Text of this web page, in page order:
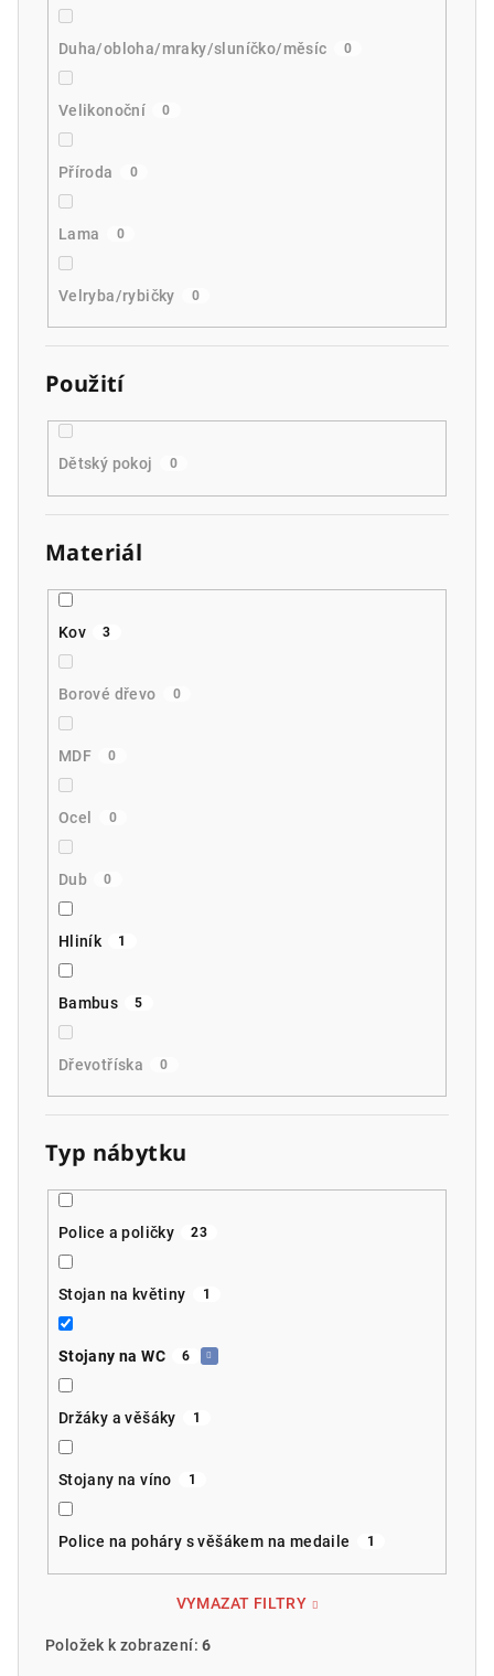
Duha/obloha/mraky/sluníčko/měsíc 0
Velikonoční 0
Příroda 0
Lama 0
Velryba/rybičky 0
Použití
Dětský pokoj 0
Materiál
Kov 3
Borové dřevo 0
MDF 0
Ocel 0
Dub 0
Hliník 1
Bambus 5
Dřevotříska 0
Typ nábytku
Police a poličky 23
Stojan na květiny 1
Stojany na WC 6
Držáky a věšáky 1
Stojany na víno 1
Police na poháry s věšákem na medaile 1
VYMAZAT FILTRY
Položek k zobrazení:6